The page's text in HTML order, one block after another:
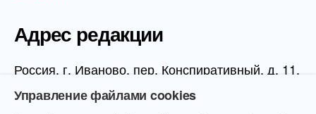
Адрес редакции
Россия, г. Иваново, пер. Конспиративный, д. 11,
1 этаж, офис 1006
Управление файлами cookies